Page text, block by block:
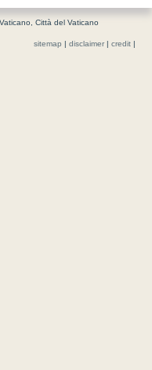
Città del Vaticano
sitemap disclaimer| credit|